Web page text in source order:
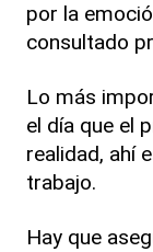
por la
consultado
Lo más
el día que el
realidad, ahí
trabajo.
Hay que